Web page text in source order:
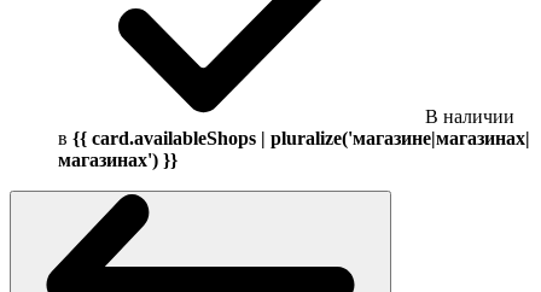
В наличии
в {{ card.availableShops | pluralize('магазине|магазинах|
магазинах') }}